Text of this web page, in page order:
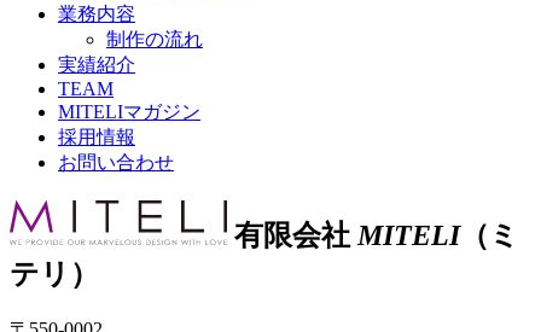
業務内容
制作の流れ
実績紹介
TEAM
MITELIマガジン
採用情報
お問い合わせ
有限会社 MITELI（ミ
テリ）